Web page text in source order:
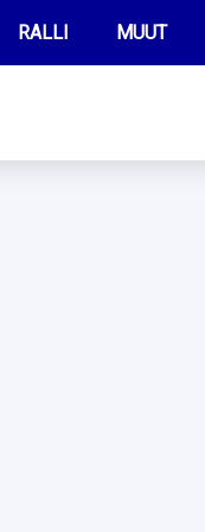
RALLI MUUT